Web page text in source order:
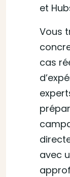
et
Vous
cas
avec